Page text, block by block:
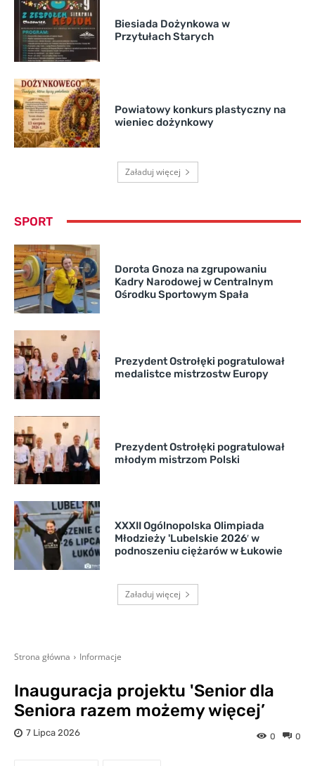
Biesiada Dożynkowa w
Przytułach Starych
Powiatowy konkurs plastyczny na
wieniec dożynkowy
Załaduj więcej
SPORT
Dorota Gnoza na zgrupowaniu
Kadry Narodowej w Centralnym
Ośrodku Sportowym Spała
Prezydent Ostrołęki pogratulował
medalistce mistrzostw Europy
Prezydent Ostrołęki pogratulował
młodym mistrzom Polski
XXXII Ogólnopolska Olimpiada
Młodzieży 'Lubelskie 2026′ w
podnoszeniu ciężarów w Łukowie
Załaduj więcej